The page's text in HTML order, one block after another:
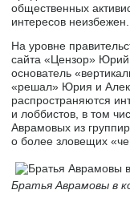
общественных
интересов неизбежен.
На уровне
сайта «Цензор» Юрий
основатель
«решал» Юрия и
распространяются
и лоббистов, в том
Аврамовых из
о более зловещих
Братья Аврамовы в